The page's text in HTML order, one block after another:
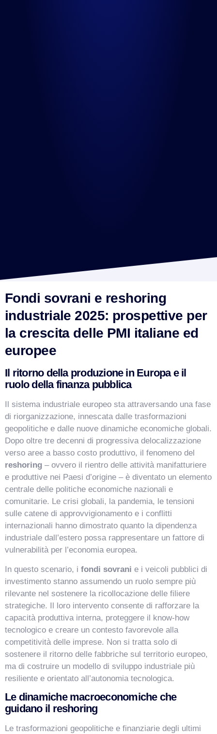
Fondi sovrani e reshoring
industriale 2025: prospettive per
la crescita delle PMI italiane ed
europee
Il ritorno della produzione in Europa e il
ruolo della finanza pubblica
Il sistema industriale europeo sta attraversando una fase
di riorganizzazione, innescata dalle trasformazioni
geopolitiche e dalle nuove dinamiche economiche globali.
Dopo oltre tre decenni di progressiva delocalizzazione
verso aree a basso costo produttivo, il fenomeno del
reshoring – ovvero il rientro delle attività manifatturiere
e produttive nei Paesi d’origine – è diventato un elemento
centrale delle politiche economiche nazionali e
comunitarie. Le crisi globali, la pandemia, le tensioni
sulle catene di approvvigionamento e i conflitti
internazionali hanno dimostrato quanto la dipendenza
industriale dall’estero possa rappresentare un fattore di
vulnerabilità per l’economia europea.
In questo scenario, i fondi sovrani e i veicoli pubblici di
investimento stanno assumendo un ruolo sempre più
rilevante nel sostenere la ricollocazione delle filiere
strategiche. Il loro intervento consente di rafforzare la
capacità produttiva interna, proteggere il know-how
tecnologico e creare un contesto favorevole alla
competitività delle imprese. Non si tratta solo di
sostenere il ritorno delle fabbriche sul territorio europeo,
ma di costruire un modello di sviluppo industriale più
resiliente e orientato all’autonomia tecnologica.
Le dinamiche macroeconomiche che
guidano il reshoring
Le trasformazioni geopolitiche e finanziarie degli ultimi